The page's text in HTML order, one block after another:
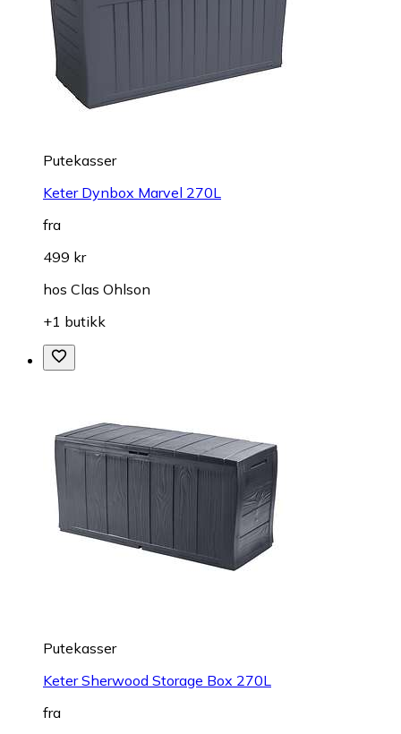
Putekasser
Keter Dynbox Marvel 270L
fra
499 kr
hos Clas Ohlson
+1 butikk
Putekasser
Keter Sherwood Storage Box 270L
fra